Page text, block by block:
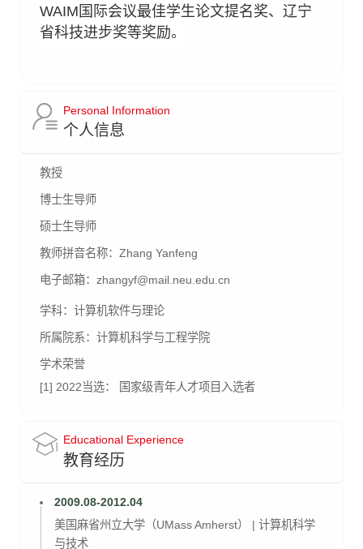
WAIM国际会议最佳学生论文提名奖、辽宁
省科技进步奖等奖励。
Personal Information
个人信息
教授
博士生导师
硕士生导师
教师拼音名称： Zhang Yanfeng
电子邮箱： zhangyf@mail.neu.edu.cn
学科： 计算机软件与理论
所属院系： 计算机科学与工程学院
学术荣誉
[1] 2022当选： 国家级青年人才项目入选者
Educational Experience
教育经历
2009.08-2012.04
美国麻省州立大学（UMass Amherst） | 计算机科学
与技术